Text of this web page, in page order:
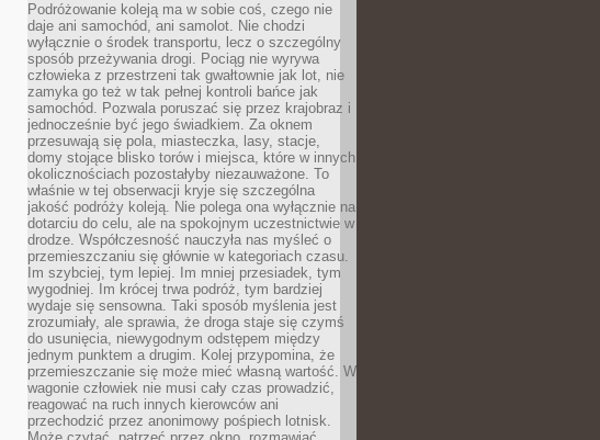
Podróżowanie koleją ma w sobie coś, czego nie
daje ani samochód, ani samolot. Nie chodzi
wyłącznie o środek transportu, lecz o szczególny
sposób przeżywania drogi. Pociąg nie wyrywa
człowieka z przestrzeni tak gwałtownie jak lot, nie
zamyka go też w tak pełnej kontroli bańce jak
samochód. Pozwala poruszać się przez krajobraz i
jednocześnie być jego świadkiem. Za oknem
przesuwają się pola, miasteczka, lasy, stacje,
domy stojące blisko torów i miejsca, które w innych
okolicznościach pozostałyby niezauważone. To
właśnie w tej obserwacji kryje się szczególna
jakość podróży koleją. Nie polega ona wyłącznie na
dotarciu do celu, ale na spokojnym uczestnictwie w
drodze. Współczesność nauczyła nas myśleć o
przemieszczaniu się głównie w kategoriach czasu.
Im szybciej, tym lepiej. Im mniej przesiadek, tym
wygodniej. Im krócej trwa podróż, tym bardziej
wydaje się sensowna. Taki sposób myślenia jest
zrozumiały, ale sprawia, że droga staje się czymś
do usunięcia, niewygodnym odstępem między
jednym punktem a drugim. Kolej przypomina, że
przemieszczanie się może mieć własną wartość. W
wagonie człowiek nie musi cały czas prowadzić,
reagować na ruch innych kierowców ani
przechodzić przez anonimowy pośpiech lotnisk.